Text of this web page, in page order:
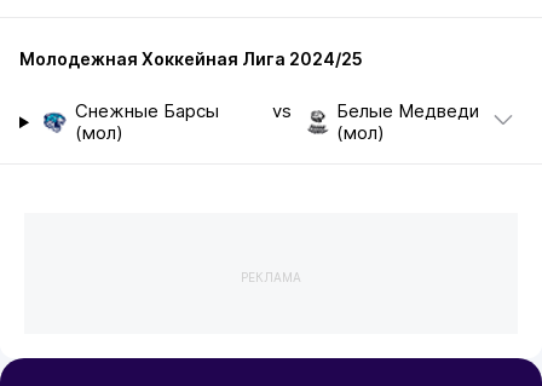
Молодежная Хоккейная Лига 2024/25
Снежные Барсы
(мол)
vs
Белые Медведи
(мол)
РЕКЛАМА